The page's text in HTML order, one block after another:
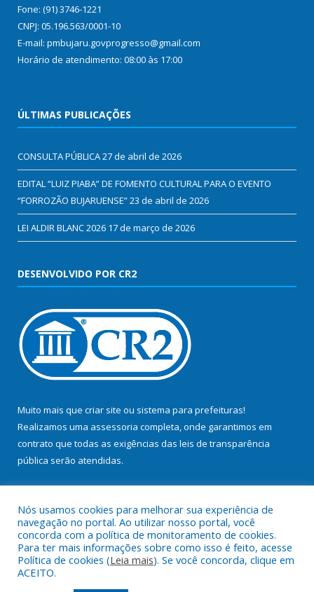
Fone: (91) 3746-1221
CNPJ: 05.196.563/0001-10
E-mail: pmbujaru.govprogresso@gmail.com
Horário de atendimento: 08:00 às 17:00
ÚLTIMAS PUBLICAÇÕES
CONSULTA PÚBLICA27 de abril de 2026
EDITAL “LUIZ PIABA” DE FOMENTO CULTURAL PARA O EVENTO
“FORROZÃO BUJARUENSE”23 de abril de 2026
LEI ALDIR BLANC 2026 17 de março de 2026
DESENVOLVIDO POR CR2
Muito mais que criar site ou sistema para prefeituras!
Realizamos uma assessoria completa, onde garantimos em
contrato que todas as exigências das leis de transparência
pública serão atendidas.
Todos os direitos reservados a Prefeitura Municipal de Bujaru.
Nós usamos cookies para melhorar sua experiência de
navegação no portal. Ao utilizar nosso portal, você
concorda com a política de monitoramento de cookies.
Para ter mais informações sobre como isso é feito, acesse
Política de cookies (Leia mais). Se você concorda, clique em
ACEITO.